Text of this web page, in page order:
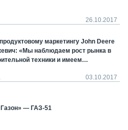
26.10.2017
маркетингу John Deere
«Мы наблюдаем рост рынка в
техники и имеем
взыскательных клиентов»03.10.2017
— ГАЗ-51